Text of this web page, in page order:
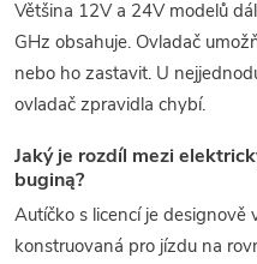
Většina 12V a 24V modelů
GHz obsahuje. Ovladač
nebo ho zastavit. U
ovladač zpravidla chybí.
Jaký je rozdíl mezi
buginą?
Autíčko s licencí je designově
konstruovaná pro jízdu na